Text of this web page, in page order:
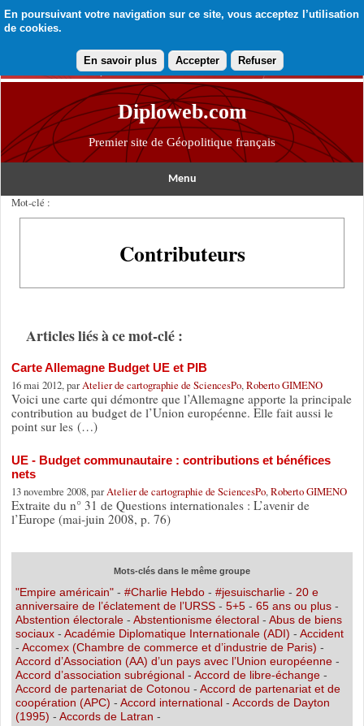
En poursuivant votre navigation sur ce site, vous acceptez l’utilisation
de cookies.
En savoir plus Accepter Refuser
Diploweb.com
Premier site de Géopolitique français
Menu
Mot-clé :
Contributeurs
Articles liés à ce mot-clé :
Carte Allemagne Budget UE et PIB
16 mai 2012, parAtelier de cartographie de SciencesPo, Roberto GIMENO
Voici une carte qui démontre que l’Allemagne apporte la principale
contribution au budget de l’Union européenne. Elle fait aussi le
point sur les (…)
UE - Budget communautaire : contributions et bénéfices
nets
13 novembre 2008, parAtelier de cartographie de SciencesPo, Roberto GIMENO
Extraite du n° 31 de Questions internationales : L’avenir de
l’Europe (mai-juin 2008, p. 76)
Mots-clés dans le même groupe
"Empire américain"- #Charlie Hebdo- #jesuischarlie- 20 e
anniversaire de l’éclatement de l’URSS- 5+5- 65 ans ou plus-
Abstention électorale- Abstentionisme électoral- Abus de biens
sociaux- Académie Diplomatique Internationale (ADI) - Accident
- Accomex (Chambre de commerce et d’industrie de Paris) -
Accord d’Association (AA) d’un pays avec l’Union européenne-
Accord d’association subrégional- Accord de libre-échange-
Accord de partenariat de Cotonou - Accord de partenariat et de
coopération (APC) - Accord international- Accords de Dayton
(1995) - Accords de Latran -